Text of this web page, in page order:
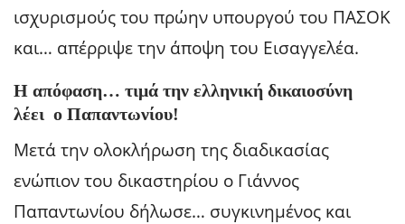
ισχυρισμούς του πρώην υπουργού του ΠΑΣΟΚ
και… απέρριψε την άποψη του Εισαγγελέα.
Η απόφαση… τιμά την ελληνική δικαιοσύνη
λέει ο Παπαντωνίου!
Μετά την ολοκλήρωση της διαδικασίας
ενώπιον του δικαστηρίου ο Γιάννος
Παπαντωνίου δήλωσε… συγκινημένος και